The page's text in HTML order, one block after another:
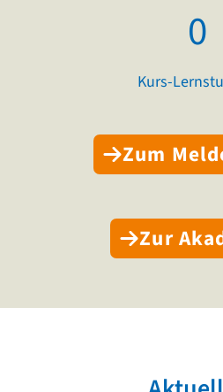
0
Kurs-
Zum
Zur